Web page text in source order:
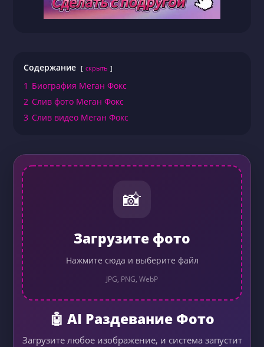
Содержание скрыть
1 Биография Меган Фокс
2 Слив фото Меган Фокс
3 Слив видео Меган Фокс
📸
Загрузите фото
Нажмите сюда и выберите файл
JPG, PNG, WebP
🤖 AI Раздевание Фото
Загрузите любое изображение, и система запустит